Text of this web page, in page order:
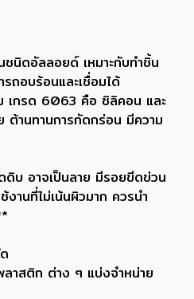
นิดอัลลอยด์ เหมาะกับทำชิ้น
รถอบร้อนและเชื่อมได้
เกรด 6063 คือ ซิลิคอน และ
ต้านทานการกัดกร่อน มีความ
บ อาจเป็นลาย มีรอยขีดข่วน
งานที่ไม่เน้นผิวมาก ควรนำ
ลาสติก ต่าง ๆ แบ่งจำหน่าย